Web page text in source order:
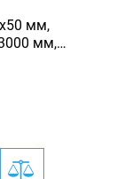
мм,
мм,